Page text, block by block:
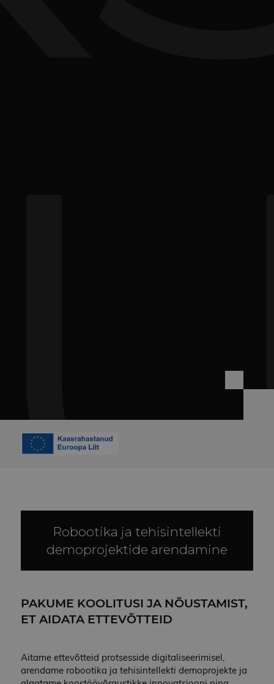
PAKUME KOOLITUSI JA NÕUSTAMIST,
ET AIDATA ETTEVÕTTEID
Aitame ettevõtteid protsesside digitaliseerimisel,
arendame robootika ja tehisintellekti demoprojekte ja
Robootika ja tehisintellekti
demoprojektide arendamine